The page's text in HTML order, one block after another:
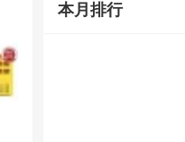
本月排行